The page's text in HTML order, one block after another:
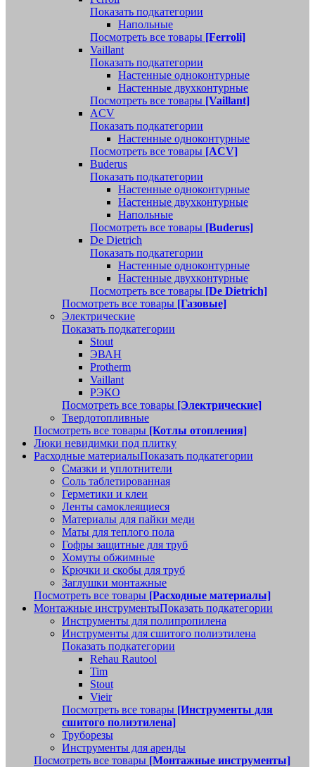
Показать подкатегории
Напольные
Посмотреть все товары [Ferroli]
Vaillant
Показать подкатегории
Настенные одноконтурные
Настенные двухконтурные
Посмотреть все товары [Vaillant]
ACV
Показать подкатегории
Настенные одноконтурные
Посмотреть все товары [ACV]
Buderus
Показать подкатегории
Настенные одноконтурные
Настенные двухконтурные
Напольные
Посмотреть все товары [Buderus]
De Dietrich
Показать подкатегории
Настенные одноконтурные
Настенные двухконтурные
Посмотреть все товары [De Dietrich]
Посмотреть все товары [Газовые]
Электрические
Показать подкатегории
Stout
ЭВАН
Protherm
Vaillant
РЭКО
Посмотреть все товары [Электрические]
Твердотопливные
Посмотреть все товары [Котлы отопления]
Люки невидимки под плитку
Расходные материалыПоказать подкатегории
Смазки и уплотнители
Соль таблетированная
Герметики и клеи
Ленты самоклеящиеся
Материалы для пайки меди
Маты для теплого пола
Гофры защитные для труб
Хомуты обжимные
Крючки и скобы для труб
Заглушки монтажные
Посмотреть все товары [Расходные материалы]
Монтажные инструментыПоказать подкатегории
Инструменты для полипропилена
Инструменты для сшитого полиэтилена
Показать подкатегории
Rehau Rautool
Tim
Stout
Vieir
Посмотреть все товары [Инструменты для
сшитого полиэтилена]
Труборезы
Инструменты для аренды
Посмотреть все товары [Монтажные инструменты]